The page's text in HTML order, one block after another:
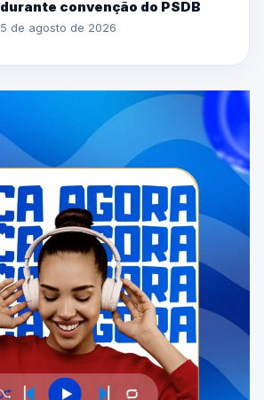
durante convenção do PSDB
5 de agosto de 2026